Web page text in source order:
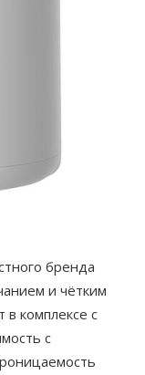
бренда
и чётким
в комплексе с
с